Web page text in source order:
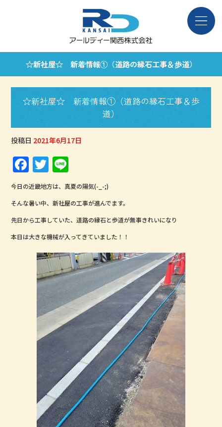
☆新社屋☆ 新着情報①（道路の縁石工事＆歩道）
☆新社屋☆ 新着情報①（道路の縁石工事＆歩
道）
投稿日 2021年6月17日
F
a
c
e
b
o
o
k
T
w
it
te
r
n
e
今日の近畿地方は、真夏の陽気(-_-;)
そんな暑い中、新社屋の工事が進んでます。
先日から工事していた、道路の縁石と歩道が無事きれいになり
本日は大きな機械が入ってきていました！！